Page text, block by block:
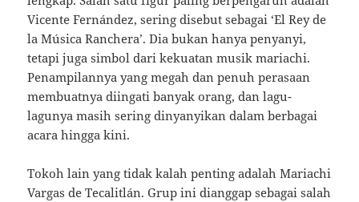
Vicente Fernández, sering disebut sebagai ‘El Rey de
la Música Ranchera’. Dia bukan hanya penyanyi,
tetapi juga simbol dari kekuatan musik mariachi.
Penampilannya yang megah dan penuh perasaan
membuatnya diingati banyak orang, dan lagu-
lagunya masih sering dinyanyikan dalam berbagai
acara hingga kini.
Tokoh lain yang tidak kalah penting adalah Mariachi
Vargas de Tecalitlán. Grup ini dianggap sebagai salah